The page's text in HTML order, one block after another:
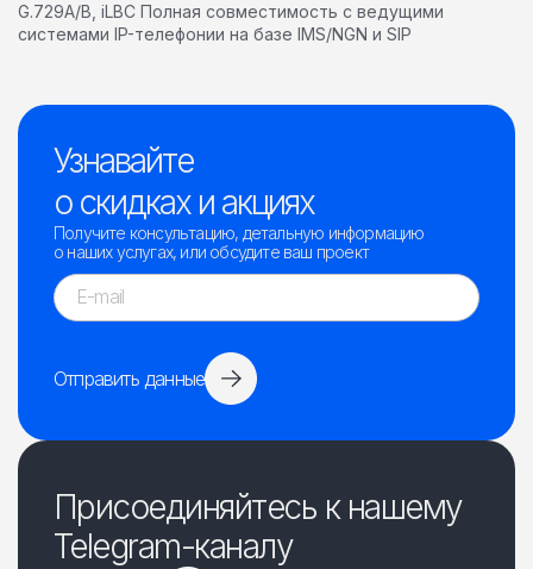
G.729A/B, iLBC Полная совместимость с ведущими
системами IP-телефонии на базе IMS/NGN и SIP
Узнавайте
о скидках и акциях
Получите консультацию, детальную информацию
о наших услугах, или обсудите ваш проект
Отправить данные
Присоединяйтесь к нашему
Telegram-каналу